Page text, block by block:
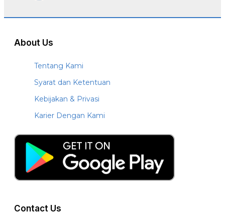
About Us
Tentang Kami
Syarat dan Ketentuan
Kebijakan & Privasi
Karier Dengan Kami
Contact Us